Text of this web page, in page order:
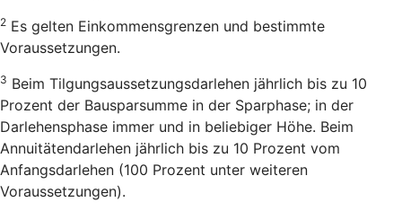
2 Es gelten Einkommensgrenzen und bestimmte
Voraussetzungen.
3 Beim Tilgungsaussetzungsdarlehen jährlich bis zu 10
Prozent der Bausparsumme in der Sparphase; in der
Darlehensphase immer und in beliebiger Höhe. Beim
Annuitätendarlehen jährlich bis zu 10 Prozent vom
Anfangsdarlehen (100 Prozent unter weiteren
Voraussetzungen).